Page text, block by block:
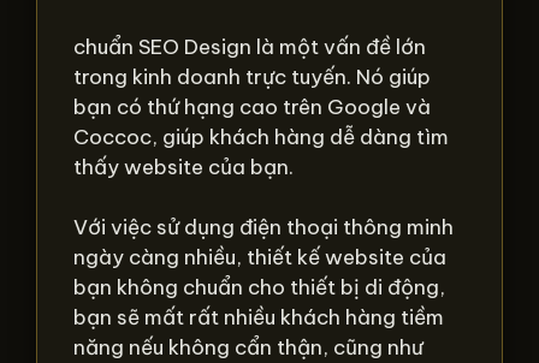
chuẩn SEO Design là một vấn đề lớn
trong kinh doanh trực tuyến. Nó giúp
bạn có thứ hạng cao trên Google và
Coccoc, giúp khách hàng dễ dàng tìm
thấy website của bạn.
Với việc sử dụng điện thoại thông minh
ngày càng nhiều, thiết kế website của
bạn không chuẩn cho thiết bị di động,
bạn sẽ mất rất nhiều khách hàng tiềm
năng nếu không cẩn thận, cũng như